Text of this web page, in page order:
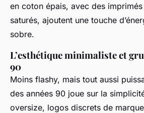
en coton épais, avec des
saturés, ajoutent une touche
sobre.
L’esthétique minimaliste et
90
Moins flashy, mais tout aussi
des années 90 joue sur la
oversize, logos discrets de